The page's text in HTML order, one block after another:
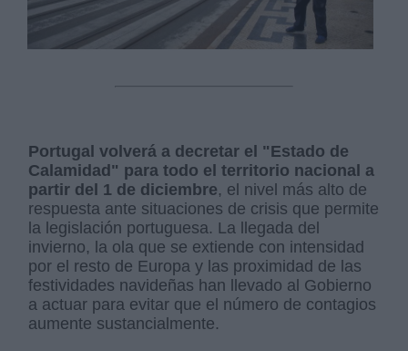
Portugal volverá a decretar el "Estado de
Calamidad" para todo el territorio nacional a
partir del 1 de diciembre, el nivel más alto de
respuesta ante situaciones de crisis que permite
la legislación portuguesa. La llegada del
invierno, la ola que se extiende con intensidad
por el resto de Europa y las proximidad de las
festividades navideñas han llevado al Gobierno
a actuar para evitar que el número de contagios
aumente sustancialmente.